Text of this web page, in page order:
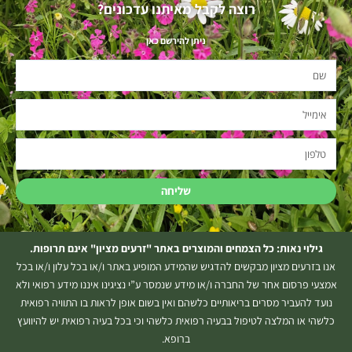
רוצה לקבל מאיתנו עדכונים?
ניתן להירשם כאן
שם
טלפון
שליחה
גילוי נאות: כל הצמחים והמוצרים באתר "זרעים מציון" אינם תרופות.
אנו בזרעים מציון מבקשים להדגיש שהמידע המופיע באתר ו/או בכל עלון ו/או בכל
אמצעי פרסום אחר של החברה ו/או מידע שנמסר ע”י נציגינו איננו מידע רפואי ולא
נועד להעביר מסרים בריאותיים כלשהם ואין בשום אופן לראות בו התוויה רפואית
כלשהי או המלצה לטיפול בבעיה רפואית כלשהי וכי בכל בעיה רפואית יש להיוועץ
ברופא.